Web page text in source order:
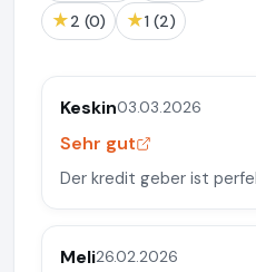
★ 2 (0) ★ 1 (2)
Keskin03.03.2026
Sehr gut
Der kredit geber ist
Meli26.02.2026